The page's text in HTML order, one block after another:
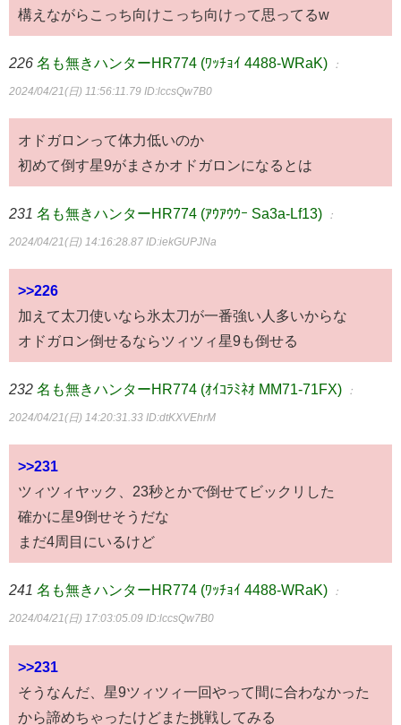
構えながらこっち向けこっち向けって思ってるw
226 名も無きハンターHR774 (ﾜｯﾁｮｲ 4488-WRaK) ：
2024/04/21(日) 11:56:11.79 ID:lccsQw7B0
オドガロンって体力低いのか
初めて倒す星9がまさかオドガロンになるとは
231 名も無きハンターHR774 (ｱｳｱｳｳｰ Sa3a-Lf13) ：
2024/04/21(日) 14:16:28.87 ID:iekGUPJNa
>>226
加えて太刀使いなら氷太刀が一番強い人多いからな
オドガロン倒せるならツィツィ星9も倒せる
232 名も無きハンターHR774 (ｵｲｺﾗﾐﾈｵ MM71-71FX) ：
2024/04/21(日) 14:20:31.33 ID:dtKXVEhrM
>>231
ツィツィヤック、23秒とかで倒せてビックリした
確かに星9倒せそうだな
まだ4周目にいるけど
241 名も無きハンターHR774 (ﾜｯﾁｮｲ 4488-WRaK) ：
2024/04/21(日) 17:03:05.09 ID:lccsQw7B0
>>231
そうなんだ、星9ツィツィ一回やって間に合わなかった
から諦めちゃったけどまた挑戦してみる